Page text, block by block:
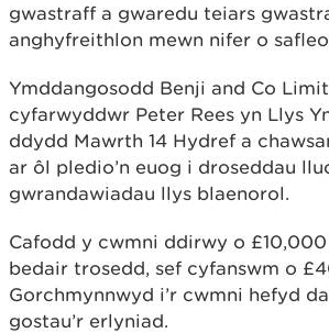
gwastraff a gwaredu teiars
anghyfreithlon mewn nifer o
Ymddangosodd Benji and Co
cyfarwyddwr Peter Rees yn Llys
ddydd Mawrth 14 Hydref a
ar ôl pledio’n euog i droseddau
gwrandawiadau llys blaenorol.
Cafodd y cwmni ddirwy o
bedair trosedd, sef cyfanswm o
Gorchmynnwyd i’r cwmni hefyd
gostau’r erlyniad.